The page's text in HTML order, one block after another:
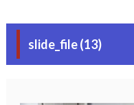
slide_file (13)